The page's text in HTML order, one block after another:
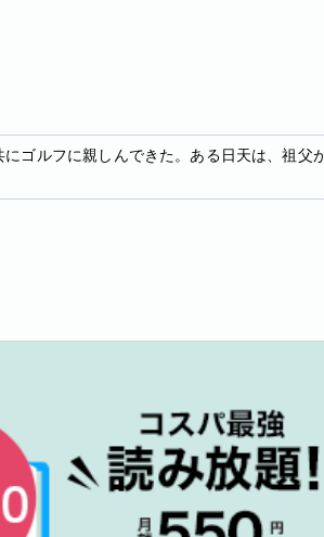
ゴルフに親しんできた。ある日天は、祖父